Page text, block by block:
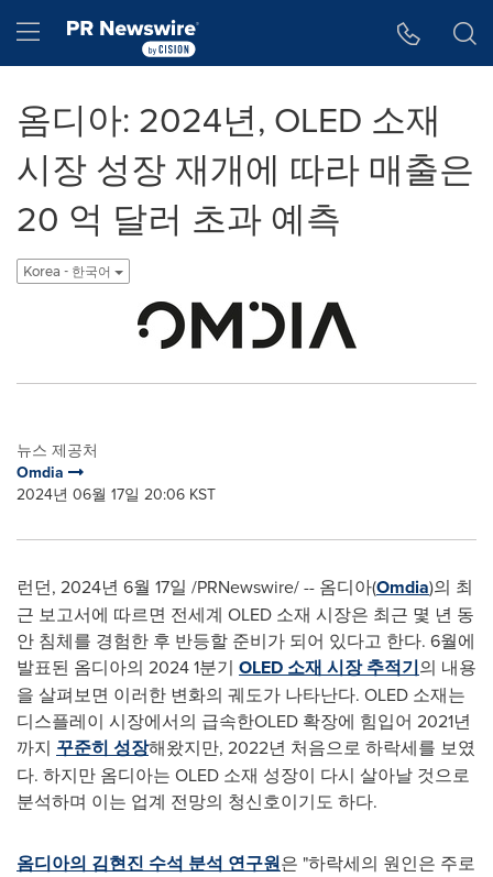
Hamburger menu
옴디아: 2024년, OLED 소재
시장 성장 재개에 따라 매출은
20 억 달러 초과 예측
Korea - 한국어
뉴스 제공처
Omdia
2024년 06월 17일 20:06 KST
런던, 2024년 6월 17일 /PRNewswire/ -- 옴디아(Omdia)의 최
근 보고서에 따르면 전세계 OLED 소재 시장은 최근 몇 년 동
안 침체를 경험한 후 반등할 준비가 되어 있다고 한다. 6월에
발표된 옴디아의 2024 1분기 OLED 소재 시장 추적기의 내용
을 살펴보면 이러한 변화의 궤도가 나타난다. OLED 소재는
디스플레이 시장에서의 급속한OLED 확장에 힘입어 2021년
까지 꾸준히 성장해왔지만, 2022년 처음으로 하락세를 보였
다. 하지만 옴디아는 OLED 소재 성장이 다시 살아날 것으로
분석하며 이는 업계 전망의 청신호이기도 하다.
옴디아의 김현진 수석 분석 연구원은 "하락세의 원인은 주로